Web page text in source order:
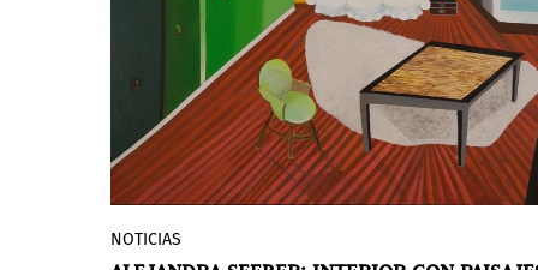
en el espacio de NYC como parte de la
temporada de exposiciones 2025-26.
Curadores, artistas, escritores y creativos,
independientemente de su nivel de
experiencia o ubicación, están invitados a
presentar sus propuestas en línea.
Art at Americas Society presenta
NOTICIAS